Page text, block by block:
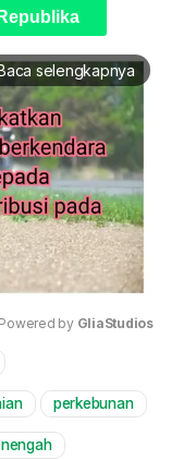
selengkapnya
Powered by GliaStudios
perkebunan